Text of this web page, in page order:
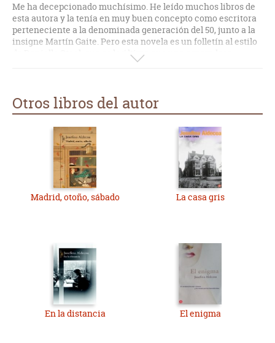
Me ha decepcionado muchísimo. He leído muchos libros de
esta autora y la tenía en muy buen concepto como escritora
perteneciente a la denominada generación del 50, junto a la
insigne Martín Gaite. Pero esta novela es un folletín al estilo
de Danielle Steel, que es lo último que una espera leer
cuando coge un libro de esta escritora. Os podéis ahorrar su
Otros libros del autor
Madrid, otoño, sábado La casa gris
En la distancia El enigma